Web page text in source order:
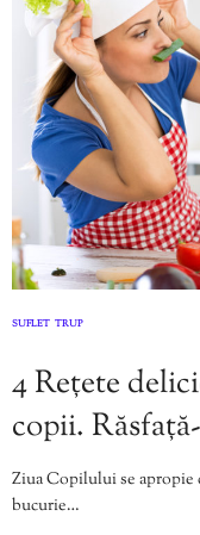
SUFLET TRUP
4 Rețete
copii.
Ziua Copilului se apropie
bucurie…